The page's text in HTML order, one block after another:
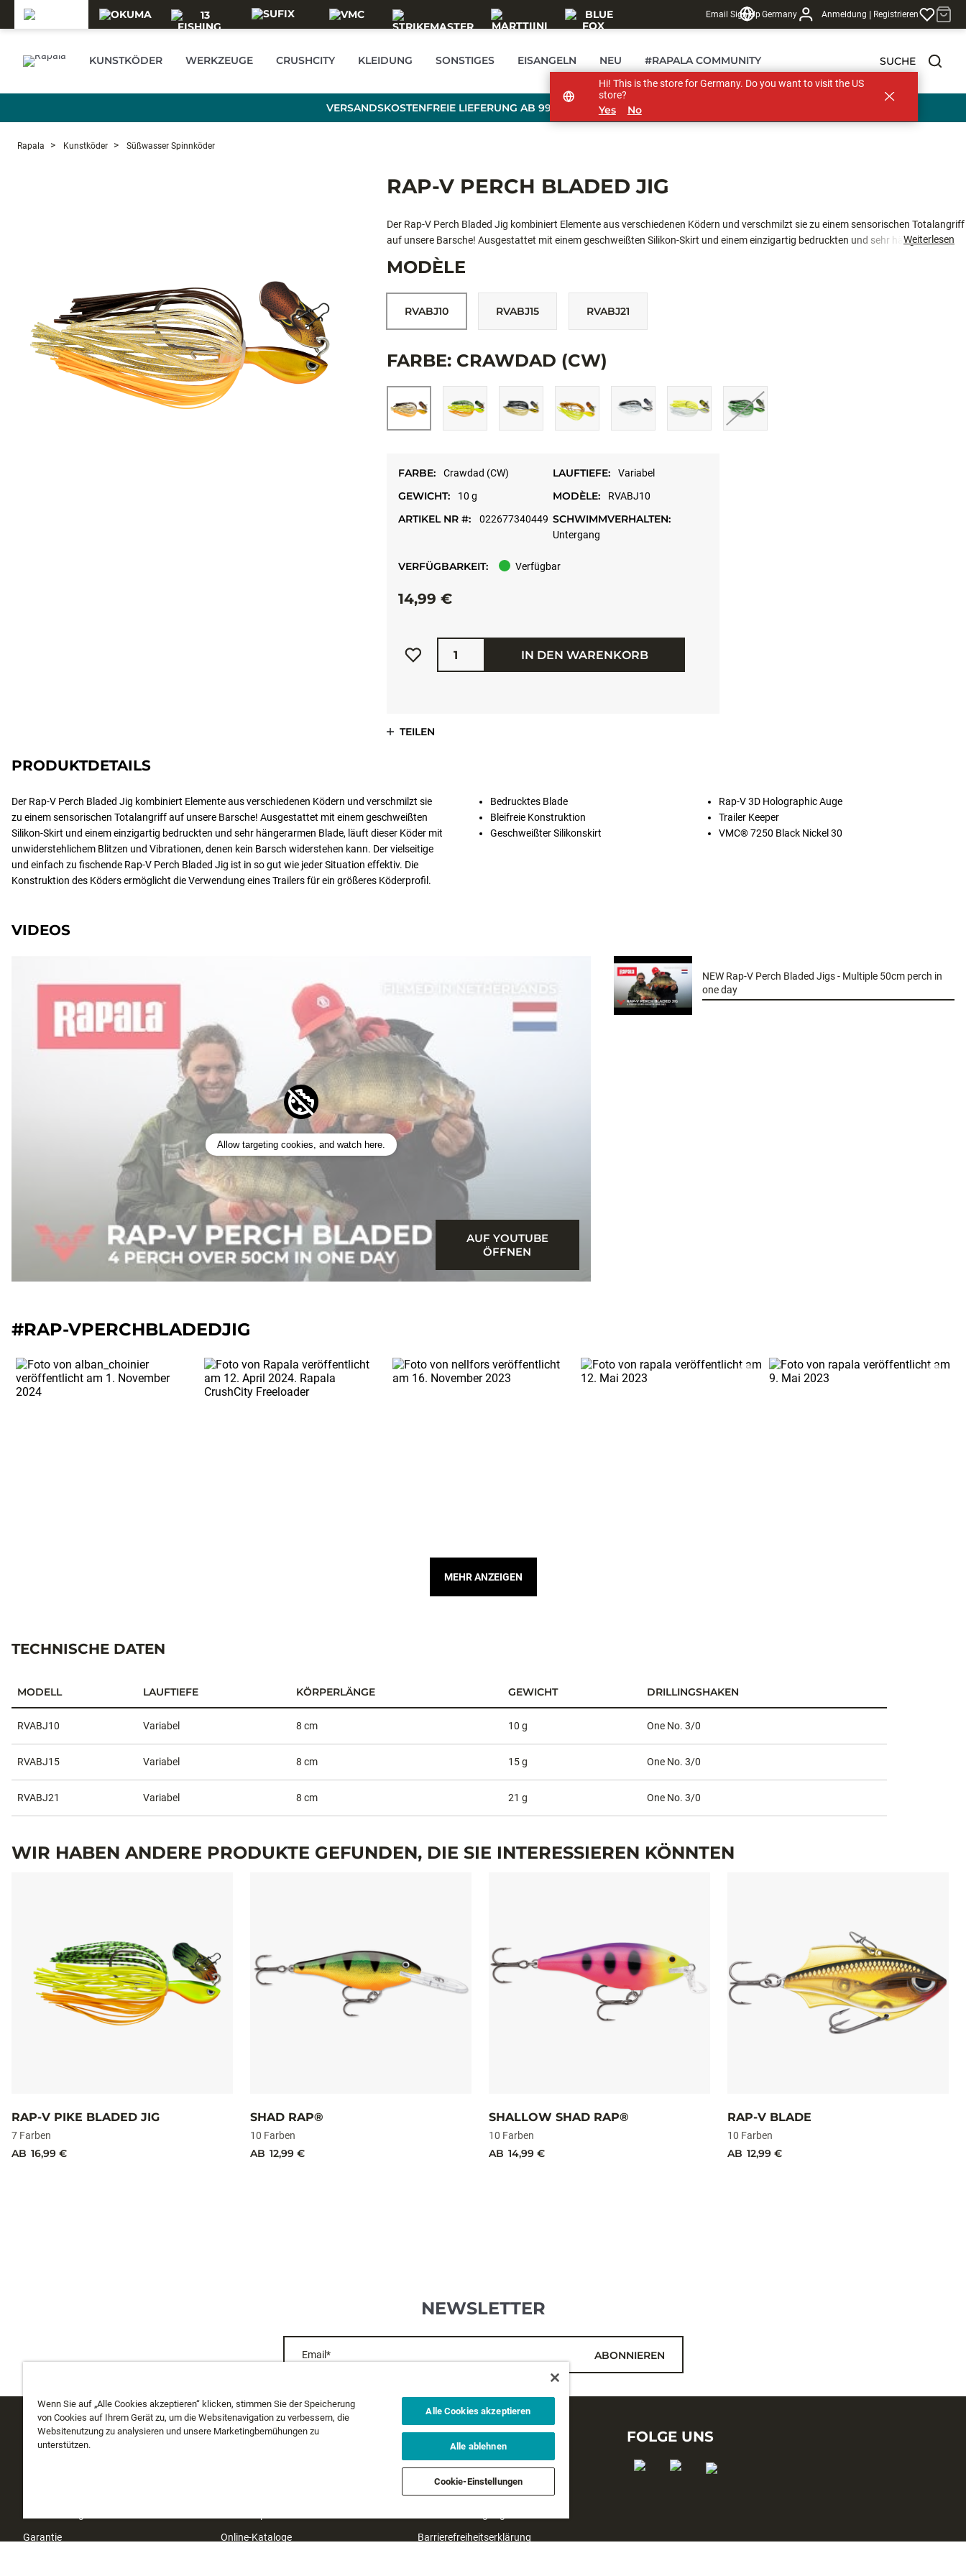
Email Sign UpGermany Anmeldung | Registrieren
KUNSTKÖDER WERKZEUGE CRUSHCITY KLEIDUNG SONSTIGES EISANGELN NEU #RAPALA COMMUNITY SUCHE
VERSANDSKOSTENFREIE LIEFERUNG AB 99 € BESTELLWERT
Rapala Kunstköder Süßwasser Spinnköder
RAP-V PERCH BLADED JIG
Der Rap-V Perch Bladed Jig kombiniert Elemente aus verschiedenen Ködern und verschmilzt sie zu einem sensorischen Totalangriff
auf unsere Barsche! Ausgestattet mit einem geschweißten Silikon-Skirt und einem einzigartig bedruckten und sehr hängerarmen
Blade, läuft dieser Köder mit unwiderstehlichem Blitzen und Vibrationen, denen kein Barsch widerstehen kann. Der vielseitige und
einfach zu fischende Rap-V Perch Bladed Jig ist in so gut wie jeder Situation effektiv. Die Konstruktion des Köders ermöglicht die
Weiterlesen
MODÈLE
RVABJ10 RVABJ15 RVABJ21
FARBE: CRAWDAD (CW)
FARBE: Crawdad (CW) LAUFTIEFE: Variabel
GEWICHT: 10 g MODÈLE: RVABJ10
ARTIKEL NR #: 022677340449 SCHWIMMVERHALTEN:
Untergang
VERFÜGBARKEIT: Verfügbar
14,99 €
Menge
IN DEN WARENKORB
TEILEN
PRODUKTDETAILS
Der Rap-V Perch Bladed Jig kombiniert Elemente aus verschiedenen Ködern und verschmilzt sie
zu einem sensorischen Totalangriff auf unsere Barsche! Ausgestattet mit einem geschweißten
Silikon-Skirt und einem einzigartig bedruckten und sehr hängerarmen Blade, läuft dieser Köder mit
unwiderstehlichem Blitzen und Vibrationen, denen kein Barsch widerstehen kann. Der vielseitige
und einfach zu fischende Rap-V Perch Bladed Jig ist in so gut wie jeder Situation effektiv. Die
Konstruktion des Köders ermöglicht die Verwendung eines Trailers für ein größeres Köderprofil.
Bedrucktes Blade
Bleifreie Konstruktion
Geschweißter Silikonskirt
Rap-V 3D Holographic Auge
Trailer Keeper
VMC® 7250 Black Nickel 30
VIDEOS
Allow targeting cookies, and watch here.
AUF YOUTUBE
ÖFFNEN
NEW Rap-V Perch Bladed Jigs - Multiple 50cm perch in
one day
#RAP-VPERCHBLADEDJIG
MEHR ANZEIGEN
TECHNISCHE DATEN
MODELL LAUFTIEFE KÖRPERLÄNGE GEWICHT DRILLINGSHAKEN
RVABJ10 Variabel 8 cm 10 g One No. 3/0
RVABJ15 Variabel 8 cm 15 g One No. 3/0
RVABJ21 Variabel 8 cm 21 g One No. 3/0
WIR HABEN ANDERE PRODUKTE GEFUNDEN, DIE SIE INTERESSIEREN KÖNNTEN
RAP-V PIKE BLADED JIG
7 Farben
AB 16,99 €
SHAD RAP®
10 Farben
AB 12,99 €
SHALLOW SHAD RAP®
10 Farben
AB 14,99 €
RAP-V BLADE
10 Farben
AB 12,99 €
NEWSLETTER
Email* ABONNIEREN
KUNDENDIENST
Garantie
ÜBER UNS
Online-Kataloge
RECHTLICHES
Datenschutzbestimmungen
Barrierefreiheitserklärung
FOLGE UNS
Hi! This is the store for Germany. Do you want to visit the US
store?
Yes No
Wenn Sie auf „Alle Cookies akzeptieren“ klicken, stimmen Sie der Speicherung
von Cookies auf Ihrem Gerät zu, um die Websitenavigation zu verbessern, die
Websitenutzung zu analysieren und unsere Marketingbemühungen zu
unterstützen.
Alle Cookies akzeptieren
Alle ablehnen
Cookie-Einstellungen